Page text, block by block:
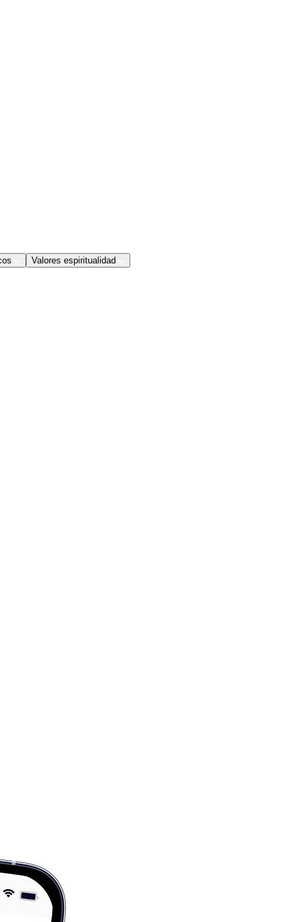
Valores espiritualidad